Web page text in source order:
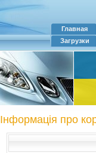
Главная
Загрузки
Інформація про